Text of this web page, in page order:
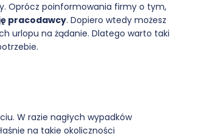
Oprócz poinformowania firmy o tym,
pracodawcy. Dopiero wtedy możesz
urlopu na żądanie. Dlatego warto taki
W razie nagłych wypadków
na takie okoliczności